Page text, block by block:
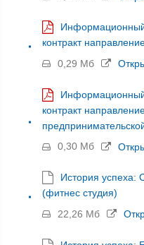
контракт
0,29 Мб
контракт
0,30 Мб
История успеха:
(фитнес студия)
22,26 Мб